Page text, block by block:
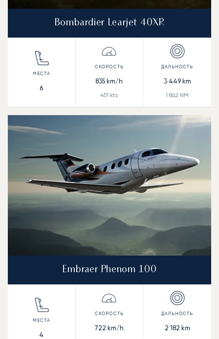
Bombardier Learjet 40XR
6
835 km/h
451 kts
3 449km
1 862 NM
Embraer Phenom 100
4
722 km/h 2 182 km